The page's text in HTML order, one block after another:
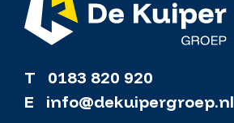
T 0183 820 920
E info@dekuipergroep.nl